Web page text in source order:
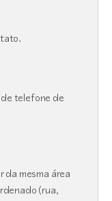
telefone de
da mesma área
(rua,